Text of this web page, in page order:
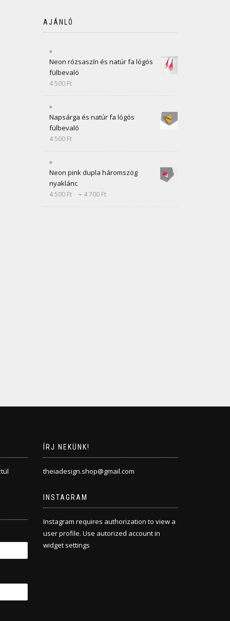
AJÁNLÓ
Neon rózsaszín és natúr fa lógós
fülbevaló
4 500 Ft
Napsárga és natúr fa lógós
fülbevaló
4 500 Ft
Neon pink dupla háromszög
nyaklánc
4 500 Ft – 4 700 Ft
ÍRJ NEKÜNK!
theiadesign.shop@gmail.com
INSTAGRAM
Instagram requires authorization to view a
user profile. Use autorized account in
widget settings